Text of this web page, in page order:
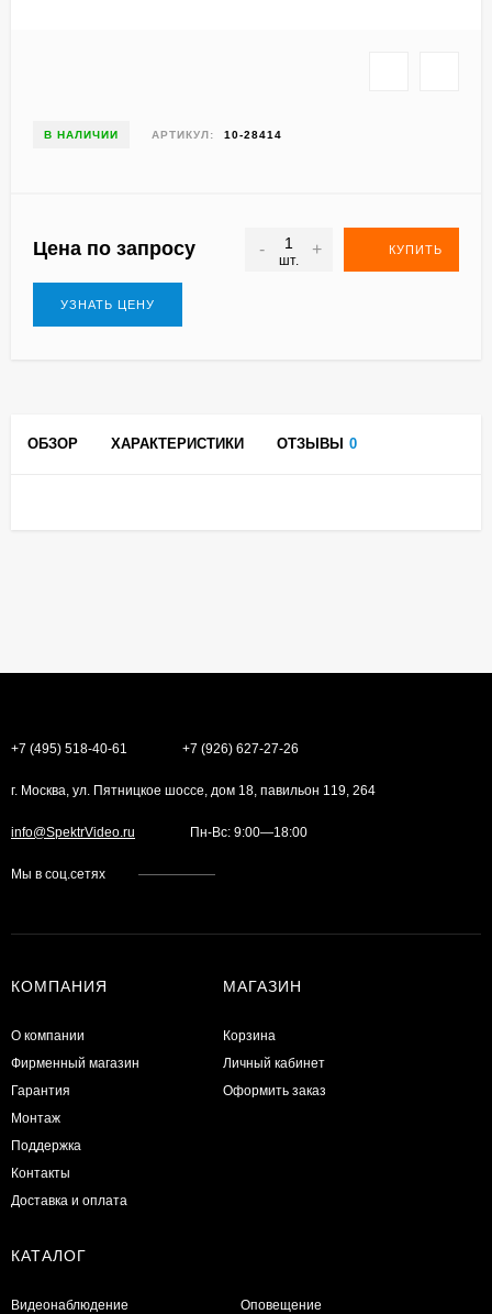
В НАЛИЧИИ АРТИКУЛ: 10-28414
Цена по запросу -
шт.
+ КУПИТЬ
УЗНАТЬ ЦЕНУ
ОБЗОР ХАРАКТЕРИСТИКИ ОТЗЫВЫ 0
+7 (495) 518-40-61 +7 (926) 627-27-26
г. Москва, ул. Пятницкое шоссе, дом 18, павильон 119, 264
info@SpektrVideo.ru Пн-Вс: 9:00—18:00
Мы в соц.сетях
КОМПАНИЯ
О компании
Фирменный магазин
Гарантия
Монтаж
Поддержка
Контакты
Доставка и оплата
МАГАЗИН
Корзина
Личный кабинет
Оформить заказ
КАТАЛОГ
Видеонаблюдение Оповещение